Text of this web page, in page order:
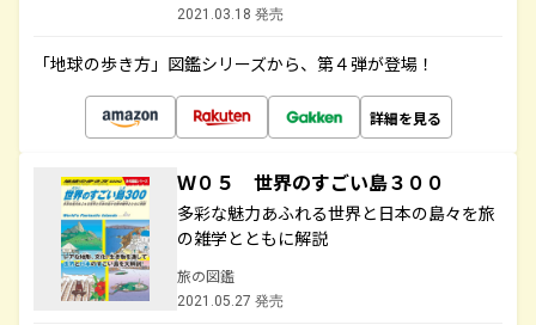
2021.03.18 発売
「地球の歩き方」図鑑シリーズから、第４弾が登場！
詳細を見る
Ｗ０５ 世界のすごい島３００
多彩な魅力あふれる世界と日本の島々を旅
の雑学とともに解説
旅の図鑑
2021.05.27 発売